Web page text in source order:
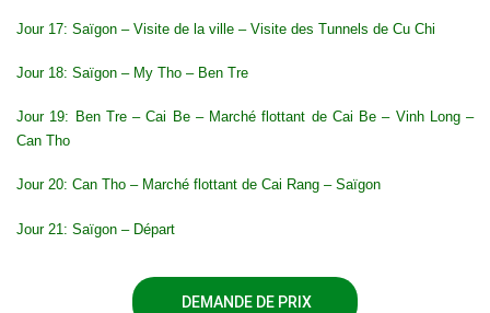
Jour 17: Saïgon – Visite de la ville – Visite des Tunnels de Cu Chi
Jour 18: Saïgon – My Tho – Ben Tre
Jour 19: Ben Tre – Cai Be – Marché flottant de Cai Be – Vinh Long –
Can Tho
Jour 20: Can Tho – Marché flottant de Cai Rang – Saïgon
Jour 21: Saïgon – Départ
DEMANDE DE PRIX